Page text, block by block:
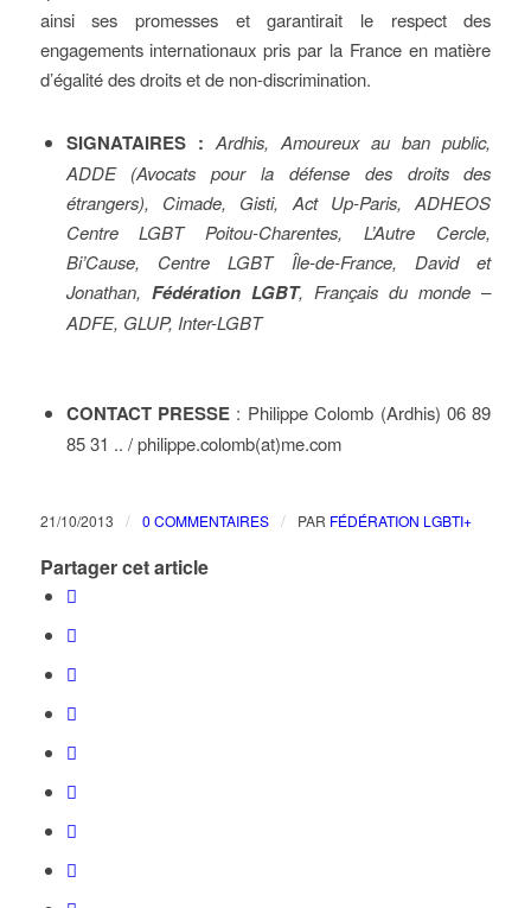
ainsi ses promesses et garantirait le respect des
engagements internationaux pris par la France en matière
d’égalité des droits et de non-discrimination.
SIGNATAIRES :Ardhis, Amoureux au ban public,
ADDE (Avocats pour la défense des droits des
étrangers), Cimade, Gisti, Act Up-Paris, ADHEOS
Centre LGBT Poitou-Charentes, L’Autre Cercle,
Bi’Cause, Centre LGBT Île-de-France, David et
Jonathan, Fédération LGBT, Français du monde –
ADFE, GLUP, Inter-LGBT
CONTACT PRESSE : Philippe Colomb (Ardhis) 06 89
85 31 .. / philippe.colomb(at)me.com
21/10/2013 / 0 COMMENTAIRES / PAR FÉDÉRATION LGBTI+
Partager cet article